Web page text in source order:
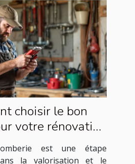
choisir le bon
votre rénovation
?
est une étape
la valorisation et le